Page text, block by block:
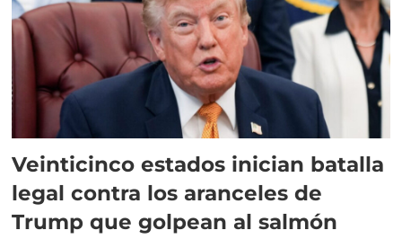
Veinticinco estados inician batalla
legal contra los aranceles de
Trump que golpean al salmón